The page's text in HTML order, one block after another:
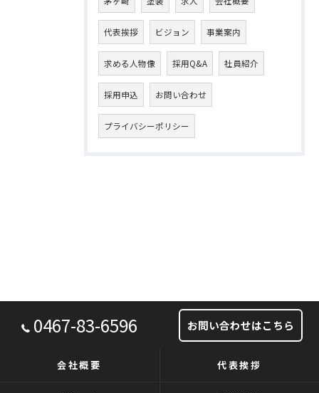
代表挨拶 ビジョン 事業案内
求める人物像 採用Q&A 社員紹介
採用申込 お問い合わせ
プライバシーポリシー
0467-83-6596 お問い合わせはこちら
会社概要 代表挨拶